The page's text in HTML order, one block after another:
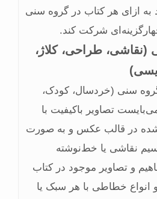
به ازای هر کتاب در گروه سنی
شرکت کند.
(نقاشی، طراحی، کلاژ،
در ۴ گروه سنی (خردسال، کودک،
تصاویر باکیفیت با
در قالب عکس و به صورت
نقاشی یا خط‌نوشته
و تصاویر موجود در کتاب
انواع خطاطی با هر سبک یا